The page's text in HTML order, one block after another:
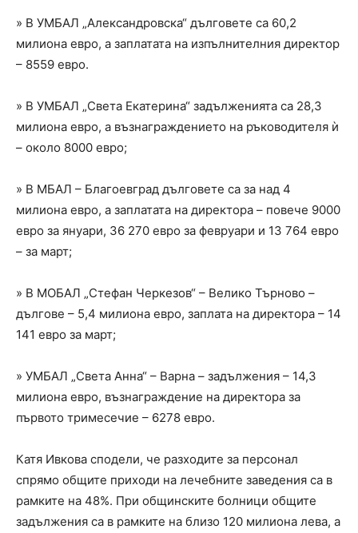
» В УМБАЛ „Александровска“ дълговете са 60,2
милиона евро, а заплатата на изпълнителния директор
– 8559 евро.
» В УМБАЛ „Света Екатерина“ задълженията са 28,3
милиона евро, а възнаграждението на ръководителя ѝ
– около 8000 евро;
» В МБАЛ – Благоевград дълговете са за над 4
милиона евро, а заплатата на директора – повече 9000
евро за януари, 36 270 евро за февруари и 13 764 евро
– за март;
» В МОБАЛ „Стефан Черкезов“ – Велико Търново –
дългове – 5,4 милиона евро, заплата на директора – 14
141 евро за март;
» УМБАЛ „Света Анна“ – Варна – задължения – 14,3
милиона евро, възнаграждение на директора за
първото тримесечие – 6278 евро.
Катя Ивкова сподели, че разходите за персонал
спрямо общите приходи на лечебните заведения са в
рамките на 48%. При общинските болници общите
задължения са в рамките на близо 120 милиона лева, а